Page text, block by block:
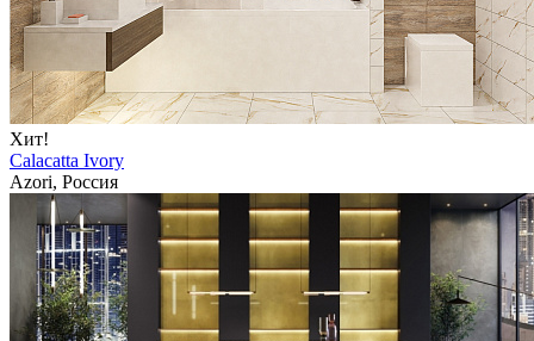
Хит!
Calacatta Ivory
Azori, Россия